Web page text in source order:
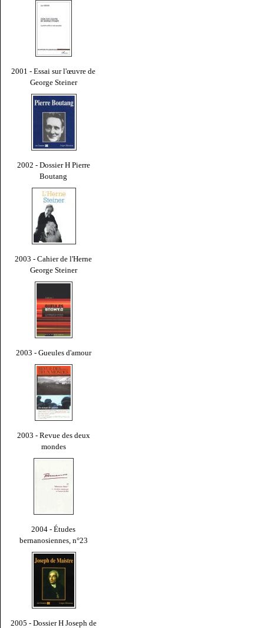
2001 - Essai sur l'œuvre de
George Steiner
2002 - Dossier H Pierre
Boutang
2003 - Cahier de l'Herne
George Steiner
2003 - Gueules d'amour
2003 - Revue des deux
mondes
2004 - Études
bernanosiennes, n°23
2005 - Dossier H Joseph de